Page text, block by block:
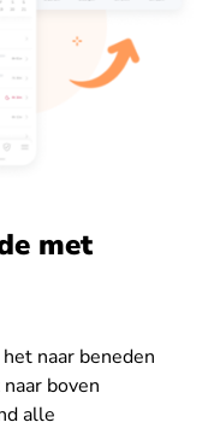
met
naar beneden
boven
alle